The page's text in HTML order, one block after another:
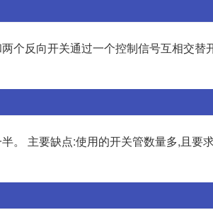
个反向开关通过一个控制信号互相交替
。 主要缺点:使用的开关管数量多,且要